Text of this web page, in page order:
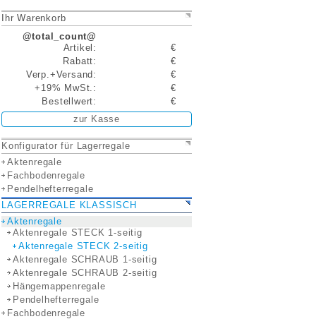
Ihr Warenkorb
@total_count@
Artikel:
€
Rabatt:
€
Verp.+Versand:
€
+19% MwSt.:
€
Bestellwert:
€
zur Kasse
Konfigurator für Lagerregale
Aktenregale
Fachbodenregale
Pendelhefterregale
LAGERREGALE KLASSISCH
Aktenregale
Aktenregale STECK 1-seitig
Aktenregale STECK 2-seitig
Aktenregale SCHRAUB 1-seitig
Aktenregale SCHRAUB 2-seitig
Hängemappenregale
Pendelhefterregale
Fachbodenregale